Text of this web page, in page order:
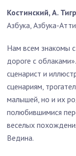
Костинский, А.
Азбука, Азбука-
Нам всем знакомы
дороге с
сценарист и
сценариям,
малышей, но и их
полюбившимися
веселых
Ведина.